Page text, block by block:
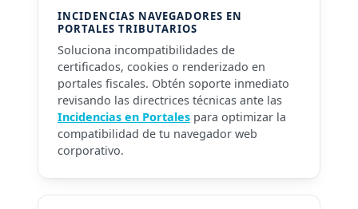
INCIDENCIAS NAVEGADORES EN
PORTALES TRIBUTARIOS
Soluciona incompatibilidades de
certificados, cookies o renderizado en
portales fiscales. Obtén soporte inmediato
revisando las directrices técnicas ante las
Incidencias en Portalespara optimizar la
compatibilidad de tu navegador web
corporativo.